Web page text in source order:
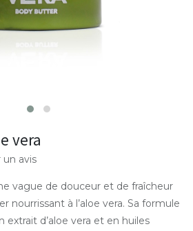
vera
avis
vague de douceur et de fraîcheur
nourrissant à l’aloe vera. Sa formule
extrait d’aloe vera et en huiles